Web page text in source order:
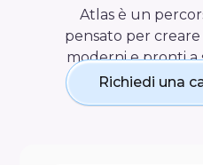
Atlas è un
pensato per
moderni e pronti a
Richiedi una